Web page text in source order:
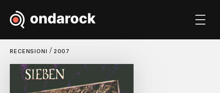
RECENSIONI / 2007